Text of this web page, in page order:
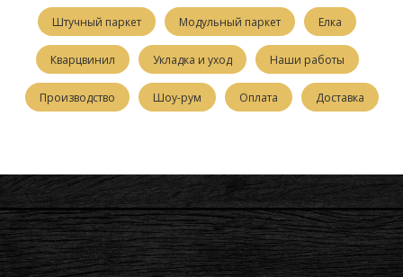
Штучный паркет Модульный паркет Елка
Кварцвинил Укладка и уход Наши работы
Производство Шоу-рум Оплата Доставка